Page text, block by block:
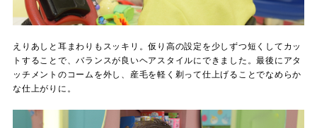
えりあしと耳まわりもスッキリ。仮り高の設定を少しずつ短くしてカッ
トすることで、バランスが良いヘアスタイルにできました。最後にアタ
ッチメントのコームを外し、産毛を軽く剃って仕上げることでなめらか
な仕上がりに。